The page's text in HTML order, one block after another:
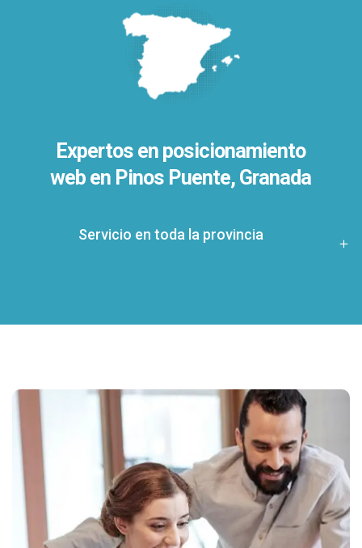
Expertos en posicionamiento
web en Pinos Puente, Granada
Servicio en toda la provincia